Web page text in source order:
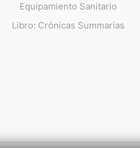
Equipamiento Sanitario
Libro: Crónicas Summarias